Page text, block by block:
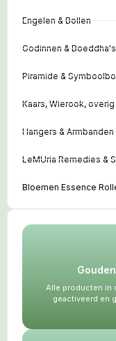
Engelen & Bollen
Godinnen & Boeddha's
Piramide &
Kaars, Wierook, overig
Hangers &
LeMUria Remedies &
Bloemen Essence
Alle producten in
geactiveerd en